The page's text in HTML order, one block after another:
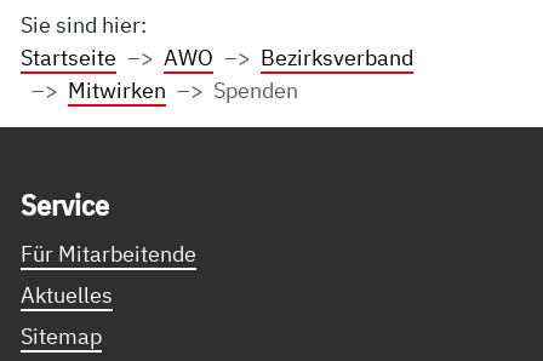
Sie sind hier:
Startseite
AWO
Bezirksverband
Mitwirken
Spenden
Ser­vice
Für Mitarbeitende
Aktuelles
Sitemap